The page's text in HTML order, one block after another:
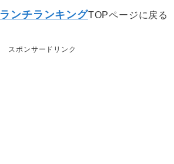
ランチランキングTOPページに戻る
スポンサードリンク